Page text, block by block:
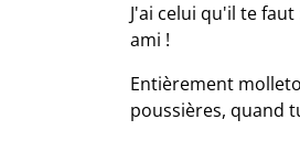
J'ai celui qu'il te
ami !
Entièrement
poussières, quand